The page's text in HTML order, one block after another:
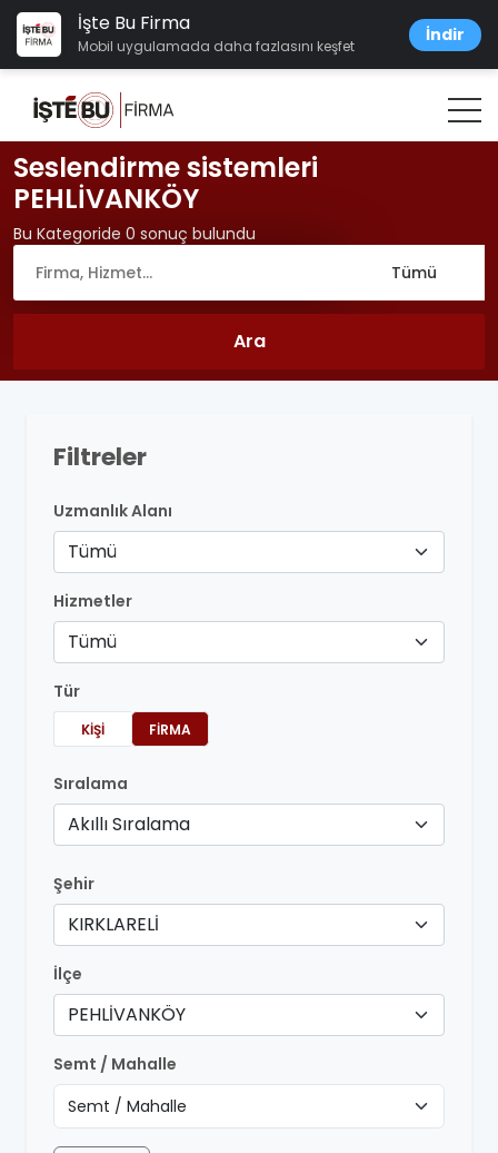
İşte Bu Firma
Mobil uygulamada daha fazlasını keşfet
İndir
Seslendirme sistemleri
PEHLİVANKÖY
Bu Kategoride 0 sonuç bulundu
Filtreler
Uzmanlık Alanı
Tümü
Hizmetler
Tümü
Tür
KIŞI FIRMA
Sıralama
Akıllı Sıralama
Şehir
KIRKLARELİ
İlçe
PEHLİVANKÖY
Semt / Mahalle